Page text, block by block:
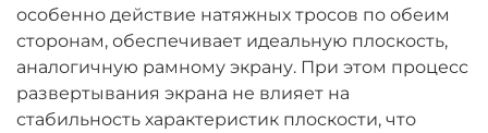
особенно действие натяжных тросов по обеим
сторонам, обеспечивает идеальную плоскость,
аналогичную рамному экрану. При этом процесс
развертывания экрана не влияет на
стабильность характеристик плоскости, что